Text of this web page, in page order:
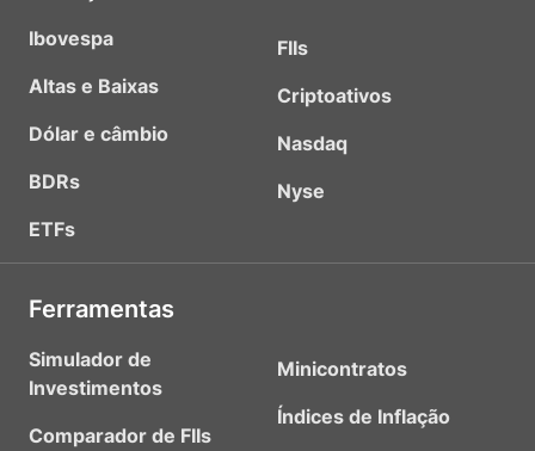
Ibovespa
Altas e Baixas
Dólar e câmbio
BDRs
ETFs
FIIs
Criptoativos
Nasdaq
Nyse
Ferramentas
Simulador de
Investimentos
Comparador de FIIs
Minicontratos
Índices de Inflação